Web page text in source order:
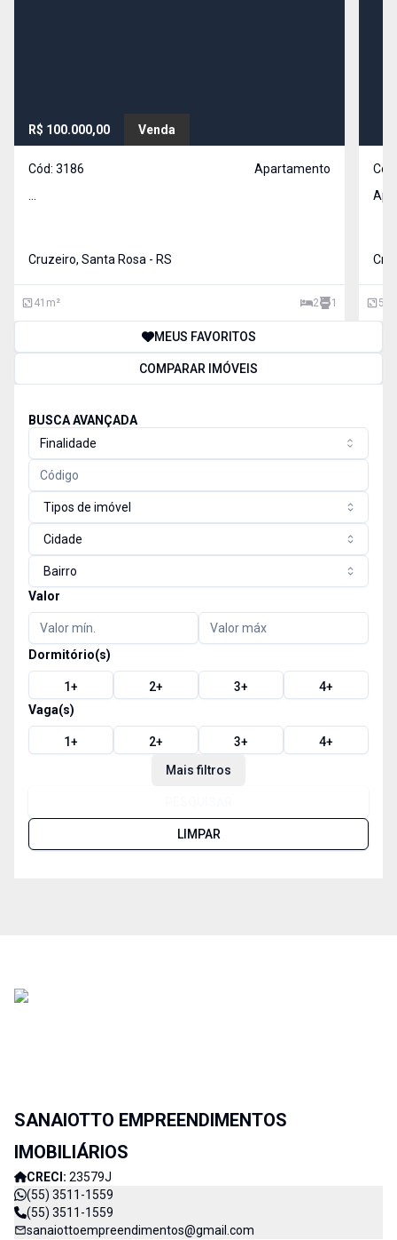
R$ 100.000,00 Venda
Cód: 3186
Apartamento
Cruzeiro, Santa Rosa - RS
41 m² 2 1
Apt
54
MEUS FAVORITOS
COMPARAR IMÓVEIS
BUSCA AVANÇADA
Finalidade
Tipos de imóvel
Cidade
Bairro
Valor
Dormitório(s)
1+ 2+ 3+ 4+
Vaga(s)
1+ 2+ 3+ 4+
Mais filtros
LIMPAR
SANAIOTTO EMPREENDIMENTOS
IMOBILIÁRIOS
CRECI: 23579J
(55) 3511-1559
(55) 3511-1559
sanaiottoempreendimentos@gmail.com